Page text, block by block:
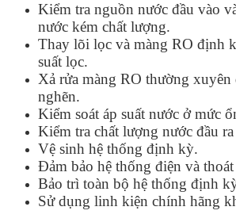
Kiểm tra nguồn nước đầu vào
nước kém chất lượng.
Thay lõi lọc và màng RO định
suất lọc.
Xả rửa màng RO thường xuyên
nghẽn.
Kiểm soát áp suất nước ở mức
Kiểm tra chất lượng nước đầu
Vệ sinh hệ thống định kỳ.
Đảm bảo hệ thống điện và
Bảo trì toàn bộ hệ thống định
Sử dụng linh kiện chính hãng